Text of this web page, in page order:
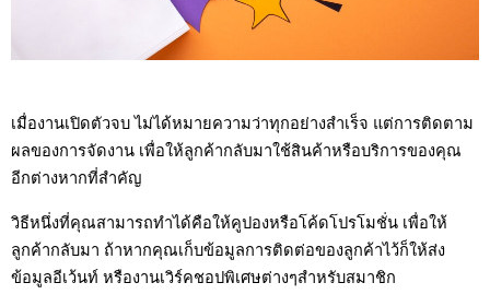
เมื่องานเปิดตัวจบ ไม่ได้หมายความว่าทุกอย่างสำเร็จ แต่การติดตาม
ผลของการจัดงาน เพื่อให้ลูกค้ากลับมาใช้สินค้าหรือบริการของคุณ
อีกต่างหากที่สำคัญ
วิธีหนึ่งที่คุณสามารถทำได้คือให้คูปองหรือโค้ดโปรโมชั่น เพื่อให้
ลูกค้ากลับมา ถ้าหากคุณเก็บข้อมูลการติดต่อของลูกค้าไว้ก็ให้ส่ง
ข้อมูลอีเว้นท์ หรืองานเวิร์คชอปพิเศษต่างๆสำหรับสมาชิก